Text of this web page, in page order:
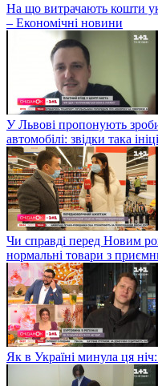
На що витрачають кошти
– Економічні новини
У Львові пропонують
автомобілі: звідки така
Чи справді перед Новим
нормальні товари з
Як в Україні минула ця